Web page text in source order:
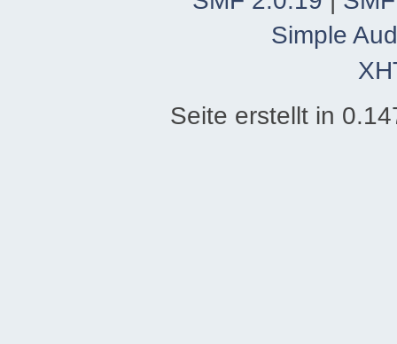
Simple
Seite erstellt in